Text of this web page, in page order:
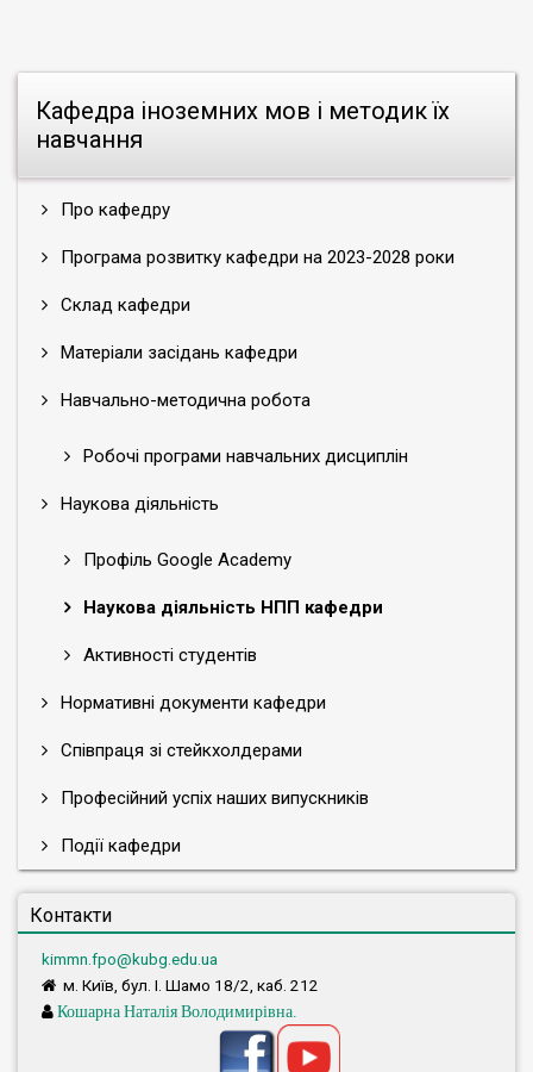
Кафедра іноземних мов і методик їх
навчання
Про кафедру
Програма розвитку кафедри на 2023-2028 роки
Склад кафедри
Матеріали засідань кафедри
Навчально-методична робота
Робочі програми навчальних дисциплін
Наукова діяльність
Профіль Google Academy
Наукова діяльність НПП кафедри
Активності студентів
Нормативні документи кафедри
Співпраця зі стейкхолдерами
Професійний успіх наших випускників
Події кафедри
Контакти
kimmn.fpo@kubg.edu.ua
м. Київ, бул. І. Шамо 18/2, каб. 212
Кошарна Наталія Володимирівна.
проведення комплексу теоретичних і
вивченням історико-педагогічних та
порівняльно-педагогічних засад підготовки
майбутніх учителів початкової школи та
вихователів ДНЗ у контексті формування їх
У межах наукового напряму кафедри
- у галузі теорії та методики полікультурної
вихователів ДНЗ у вищих навчальних закладах
IV рівня акредитації;
комунікативної компетентності майбутніх
- особливостей організації навчання іноземної
мови дітей старшого дошкільного та
США;
- з актуальних питань впровадження
інноваційних технологій у викладання
іноземних мов у процесі підготовки майбутніх
учителів початкової школи та вихователів
- теоретичних засад проблеми формування
фахової компетентності майбутнього вчителя
початкової школи засобами діалогу культур;
- проблем розвитку професійних якостей